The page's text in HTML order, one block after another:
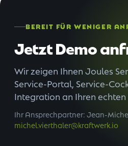
BEREIT FÜR WENIGER
Jetzt Demo
Wir zeigen Ihnen Joules
Service-Portal, Service-
Integration an Ihren echten
Ihr Ansprechpartner: Jean-
michel.vierthaler@kraftwerk.io